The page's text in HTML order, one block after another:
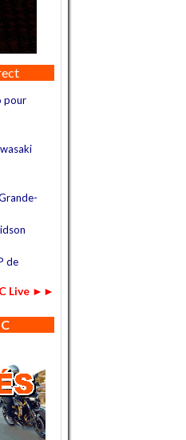
pour
de
Live ►►